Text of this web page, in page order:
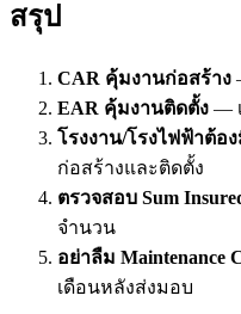
สรุป
CAR คุ้มงานก่อสร้าง
EAR คุ้มงานติดตั้ง —
โรงงาน/โรงไฟฟ้าต้อ
ก่อสร้างและติดตั้ง
ตรวจสอบ Sum
จำนวน
อย่าลืม Maintenance
เดือนหลังส่งมอบ